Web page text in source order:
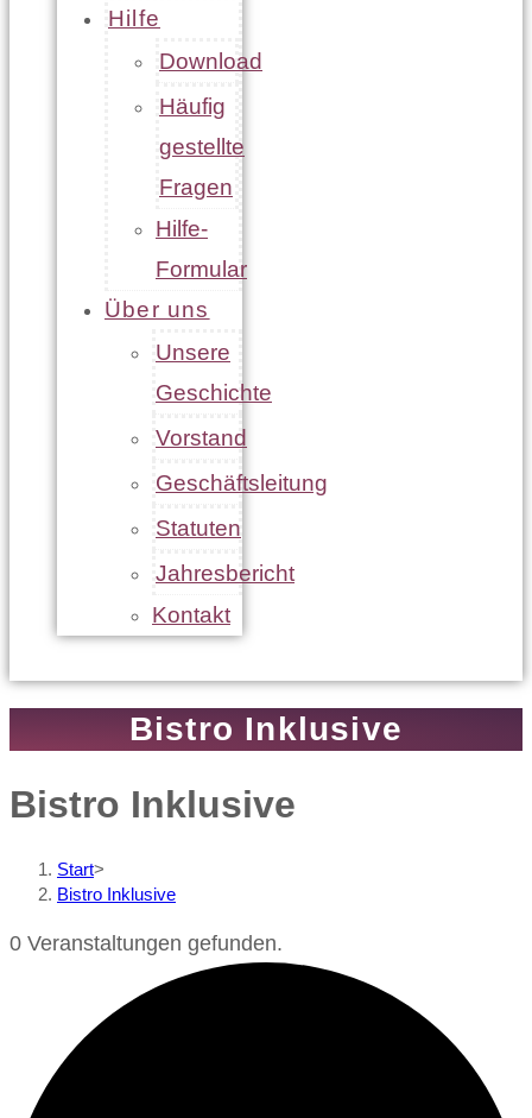
Hilfe
Download
Häufig
gestellte
Fragen
Hilfe-
Formular
Über uns
Unsere
Geschichte
Vorstand
Geschäftsleitung
Statuten
Jahresbericht
Kontakt
Bistro Inklusive
Bistro Inklusive
Start>
Bistro Inklusive
0 Veranstaltungen gefunden.